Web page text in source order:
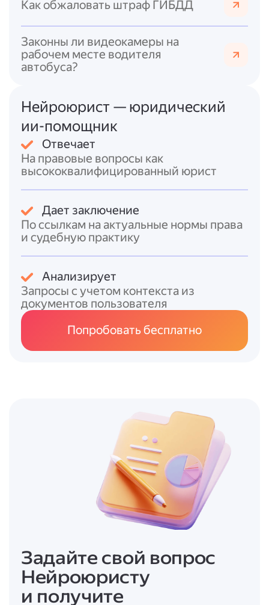
полосу в неположенном месте и
Непристёгнутый ремень
безопасности— некоторые
современные камеры способны
и пассажиры ремни безопасности.
Использование мобильного телефона
за рулём — фиксация факта разговора
по телефону без использования
гарнитуры.
Нарушение правил остановки и
стоянки— парковка в запрещённых
местах, на тротуарах, пешеходных
переходах и т.д.
Проезд под запрещающие знаки
—
транспортных средств.
Как это работает:
программным обеспечением для
места происшествия.
- Данные передаются в центр обработки, где
проверяется факт нарушения.
- После подтверждения нарушения
водителю направляется постановление о
Как обжаловать штраф ГИБДД
Законны ли видеокамеры на
рабочем месте водителя
автобуса?
Нейроюрист — юридический
ии-помощник
Отвечает
На правовые вопросы как
высококвалифицированный юрист
Дает заключение
По ссылкам на актуальные нормы права
и судебную практику
Анализирует
Запросы с учетом контекста из
документов пользователя
Попробовать бесплатно
Задайте свой вопрос
Нейроюристу
и получите